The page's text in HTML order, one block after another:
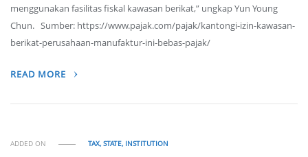
menggunakan fasilitas fiskal kawasan berikat,” ungkap Yun Young
Chun. Sumber: https://www.pajak.com/pajak/kantongi-izin-kawasan-
berikat-perusahaan-manufaktur-ini-bebas-pajak/
READ MORE
ADDED ON TAX, STATE, INSTITUTION